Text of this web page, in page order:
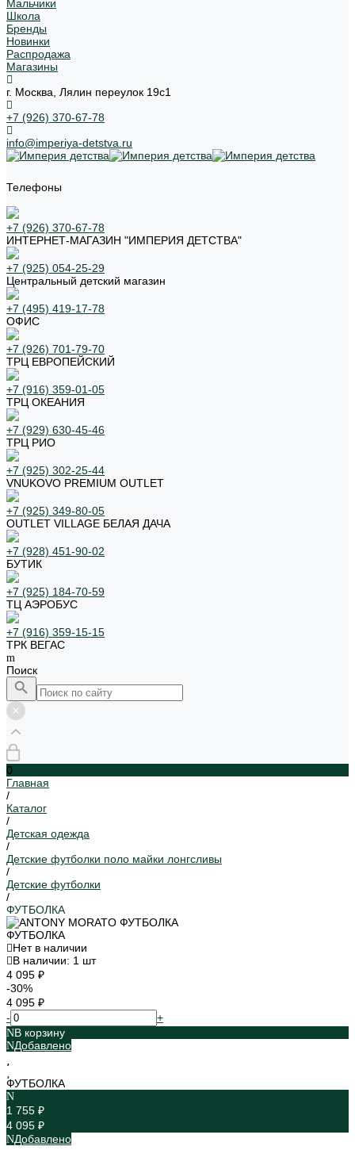
Мальчики
Школа
Бренды
Новинки
Распродажа
Магазины
г. Москва, Лялин переулок 19с1
+7 (926) 370-67-78
info@imperiya-detstva.ru
Телефоны
+7 (926) 370-67-78
ИНТЕРНЕТ-МАГАЗИН "ИМПЕРИЯ ДЕТСТВА"
+7 (925) 054-25-29
Центральный детский магазин
+7 (495) 419-17-78
ОФИС
+7 (926) 701-79-70
ТРЦ ЕВРОПЕЙСКИЙ
+7 (916) 359-01-05
ТРЦ ОКЕАНИЯ
+7 (929) 630-45-46
ТРЦ РИО
+7 (925) 302-25-44
VNUKOVO PREMIUM OUTLET
+7 (925) 349-80-05
OUTLET VILLAGE БЕЛАЯ ДАЧА
+7 (928) 451-90-02
БУТИК
+7 (925) 184-70-59
ТЦ АЭРОБУС
+7 (916) 359-15-15
ТРК ВЕГАС
Поиск
0
Главная
/
Каталог
/
Детская одежда
/
Детские футболки поло майки лонгсливы
/
Детские футболки
/
ФУТБОЛКА
ФУТБОЛКА
Нет в наличии
В наличии: 1 шт
4 095 ₽
-30%
4 095 ₽
-
+
В корзину
Добавлено
ФУТБОЛКА
1 755 ₽
4 095 ₽
Добавлено